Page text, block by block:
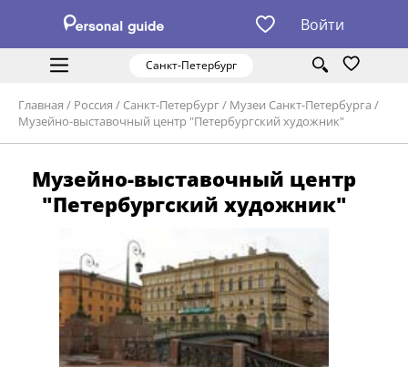
Войти
Санкт-Петербург
Главная / Россия / Санкт-Петербург/ Музеи Санкт-Петербурга /
Музейно-выставочный центр "Петербургский художник"
Музейно-выставочный центр
"Петербургский художник"